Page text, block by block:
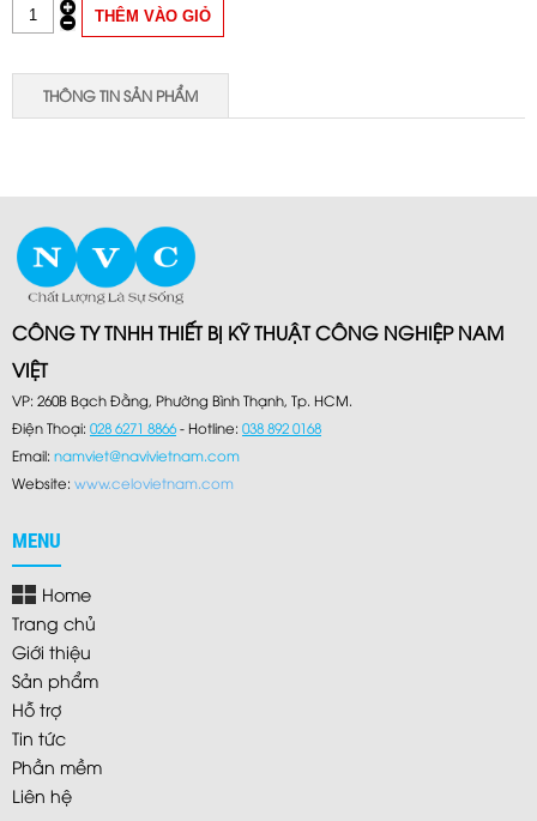
THÔNG TIN SẢN PHẨM
CÔNG TY TNHH THIẾT BỊ KỸ THUẬT CÔNG NGHIỆP NAM
VIỆT
VP: 260B Bạch Đằng, Phường Bình Thạnh, Tp. HCM.
Điện Thoại: 028 6271 8866- Hotline: 038 892 0168
Email: namviet@navivietnam.com
Website: www.celovietnam.com
MENU
Home
Trang chủ
Giới thiệu
Sản phẩm
Hỗ trợ
Tin tức
Phần mềm
Liên hệ